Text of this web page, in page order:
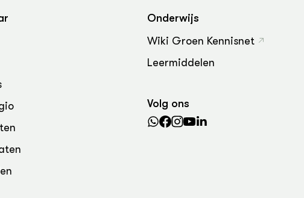
Onderwijs
Wiki Groen Kennisnet
Leermiddelen
Volg ons